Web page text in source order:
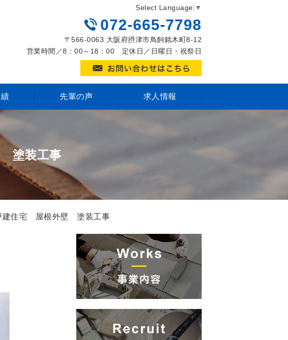
Select Language ▼
072-665-7798
〒566-0063 大阪府摂津市鳥飼銘木町8-12
営業時間／8：00～18：00 定休日／日曜日・祝祭日
先輩の声 求人情報
塗装工事
住宅 屋根外壁 塗装工事